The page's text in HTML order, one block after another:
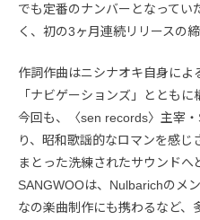
でも定番のナンバーとなってい
く、初の3ヶ月連続リリースの
作詞作曲はニシナオキ自身によ
「ナビゲーションズ」ととも
今回も、〈sen records〉主宰
り、昭和歌謡的なロマンを感
まとった洗練されたサウンドへ
SANGWOOは、Nulbarichのメ
なの楽曲制作にも携わるなど、